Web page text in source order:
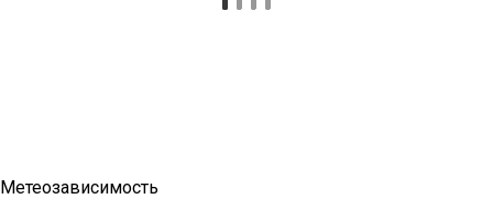
Метеозависимость